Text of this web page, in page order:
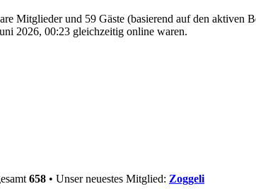
Mitglieder und 59 Gäste (basierend auf den aktiven
2026, 00:23 gleichzeitig online waren.
658 • Unser neuestes Mitglied: Zoggeli